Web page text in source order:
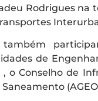
Rodrigues
também
de
, o Conselho de